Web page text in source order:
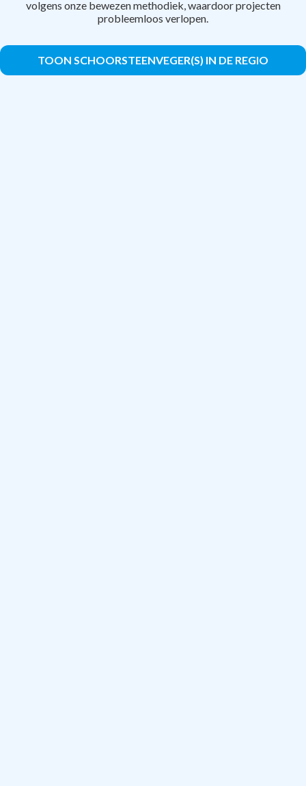
volgens onze bewezen methodiek, waardoor projecten
probleemloos verlopen.
TOON SCHOORSTEENVEGER(S) IN DE REGIO